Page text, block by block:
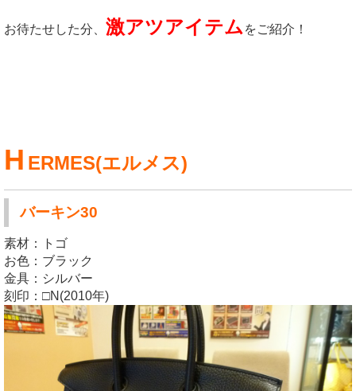
お待たせした分、 激アツアイテムをご紹介！
H ERMES(エルメス)
バーキン30
素材：トゴ
お色：ブラック
金具：シルバー
刻印：□N(2010年)